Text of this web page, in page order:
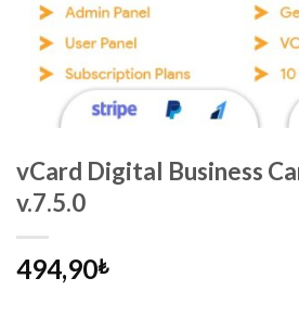
vCard Digital Business
v.7.5.0
494,90₺